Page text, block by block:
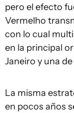
pero el efecto
Vermelho
con lo cual
en la principal
Janeiro y una
La misma
en pocos años